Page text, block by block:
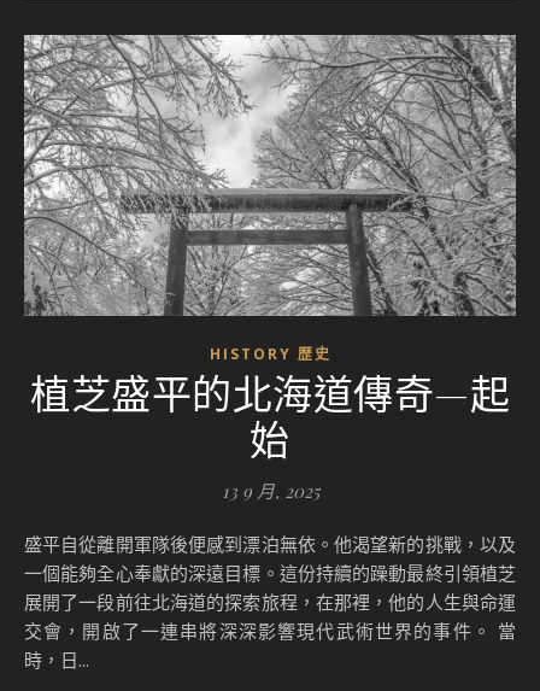
HISTORY 歴史
植芝盛平的北海道傳奇—起
始
13 9 月, 2025
盛平自從離開軍隊後便感到漂泊無依。他渴望新的挑戰，以及
一個能夠全心奉獻的深遠目標。這份持續的躁動最終引領植芝
展開了一段前往北海道的探索旅程，在那裡，他的人生與命運
交會，開啟了一連串將深深影響現代武術世界的事件。 當
時，日...